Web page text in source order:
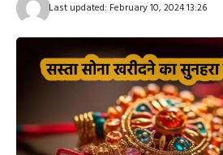
Last updated: February 10, 2024 13:26